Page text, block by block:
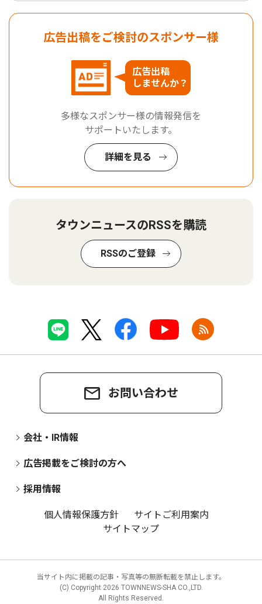
広告出稿をご検討のスポンサー様
広告出稿
しませんか？
多様なスポンサー様の情報発信を
サポートいたします。
詳細を見る
タウンニュースのRSSを購読
RSSのご登録
お問い合わせ
会社・IR情報
広告掲載をご検討の方へ
採用情報
個人情報保護方針
サイトご利用案内
サイトマップ
当サイト内に掲載の記事・写真等の無断転載を禁止します。
(C) Copyright 2026 TOWNNEWS-SHA CO.,LTD.
All Rights Reserved.